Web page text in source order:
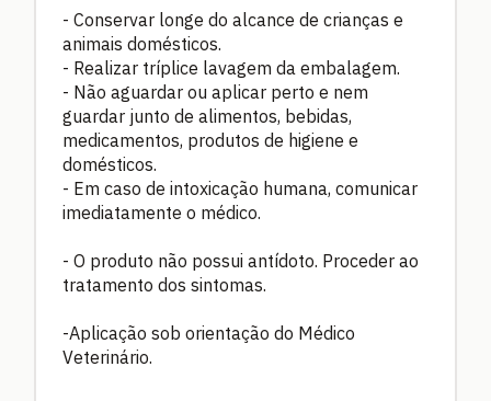
- Conservar longe do alcance de crianças e
animais domésticos.
- Realizar tríplice lavagem da embalagem.
- Não aguardar ou aplicar perto e nem
guardar junto de alimentos, bebidas,
medicamentos, produtos de higiene e
domésticos.
- Em caso de intoxicação humana, comunicar
imediatamente o médico.
- O produto não possui antídoto. Proceder ao
tratamento dos sintomas.
-Aplicação sob orientação do Médico
Veterinário.